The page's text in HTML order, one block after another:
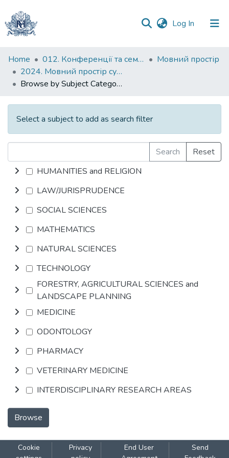
Log In (current)
Communities
&
Collections
All of DSpace
Home 012. Конференції та семінари НаУКМА
Мовний простір
2024. Мовний простір сучасного світу : тези доповідей VIII Всеукраїнської науково-практичної конференції студентів, аспірантів і молодих учених, 24 травня 2024 р.
Browse by Subject Category
Select a subject to add as search filter
Search
Reset
HUMANITIES and RELIGION
LAW/JURISPRUDENCE
SOCIAL SCIENCES
MATHEMATICS
NATURAL SCIENCES
TECHNOLOGY
FORESTRY, AGRICULTURAL SCIENCES and
LANDSCAPE PLANNING
MEDICINE
ODONTOLOGY
PHARMACY
VETERINARY MEDICINE
INTERDISCIPLINARY RESEARCH AREAS
Browse
Cookie
Privacy
End User
Send